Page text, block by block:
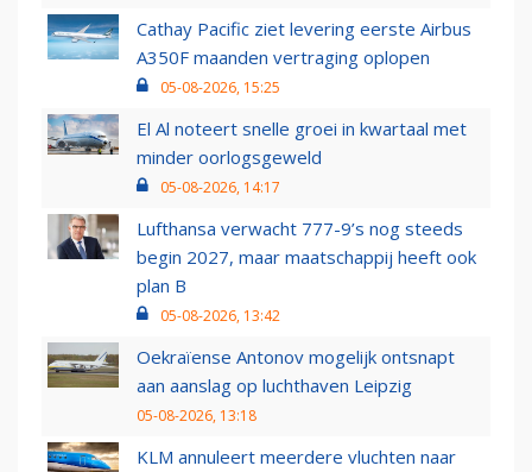
Cathay Pacific ziet levering eerste Airbus
A350F maanden vertraging oplopen
05-08-2026, 15:25
El Al noteert snelle groei in kwartaal met
minder oorlogsgeweld
05-08-2026, 14:17
Lufthansa verwacht 777-9’s nog steeds
begin 2027, maar maatschappij heeft ook
plan B
05-08-2026, 13:42
Oekraïense Antonov mogelijk ontsnapt
aan aanslag op luchthaven Leipzig
05-08-2026, 13:18
KLM annuleert meerdere vluchten naar